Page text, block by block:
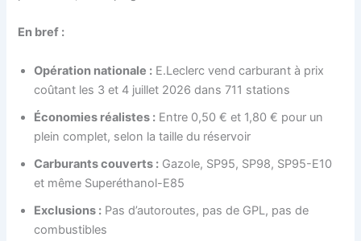
En bref :
Opération nationale : E.Leclerc vend carburant à prix
coûtant les 3 et 4 juillet 2026 dans 711 stations
Économies réalistes : Entre 0,50 € et 1,80 € pour un
plein complet, selon la taille du réservoir
Carburants couverts : Gazole, SP95, SP98, SP95-E10
et même Superéthanol-E85
Exclusions : Pas d’autoroutes, pas de GPL, pas de
combustibles